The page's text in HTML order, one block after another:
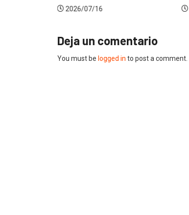
2026/07/16
Deja un comentario
You must be logged in to post a comment.